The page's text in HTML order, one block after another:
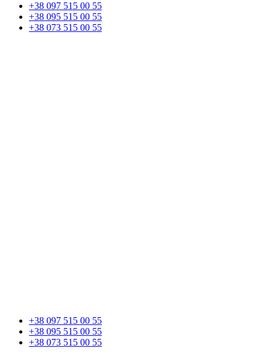
+38 097 515 00 55
+38 095 515 00 55
+38 073 515 00 55
+38 097 515 00 55
+38 095 515 00 55
+38 073 515 00 55